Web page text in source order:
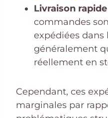
Livraison
commandes
expédiées dans
généralement
réellement en
Cependant, ces
marginales par